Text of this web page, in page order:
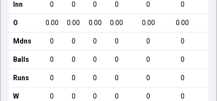
Inn 0 0 0 0 0 0
O 0.00 0.00 0.00 0.00 0.00 0.00
Mdns 0 0 0 0 0 0
Balls 0 0 0 0 0 0
Runs 0 0 0 0 0 0
W 0 0 0 0 0 0